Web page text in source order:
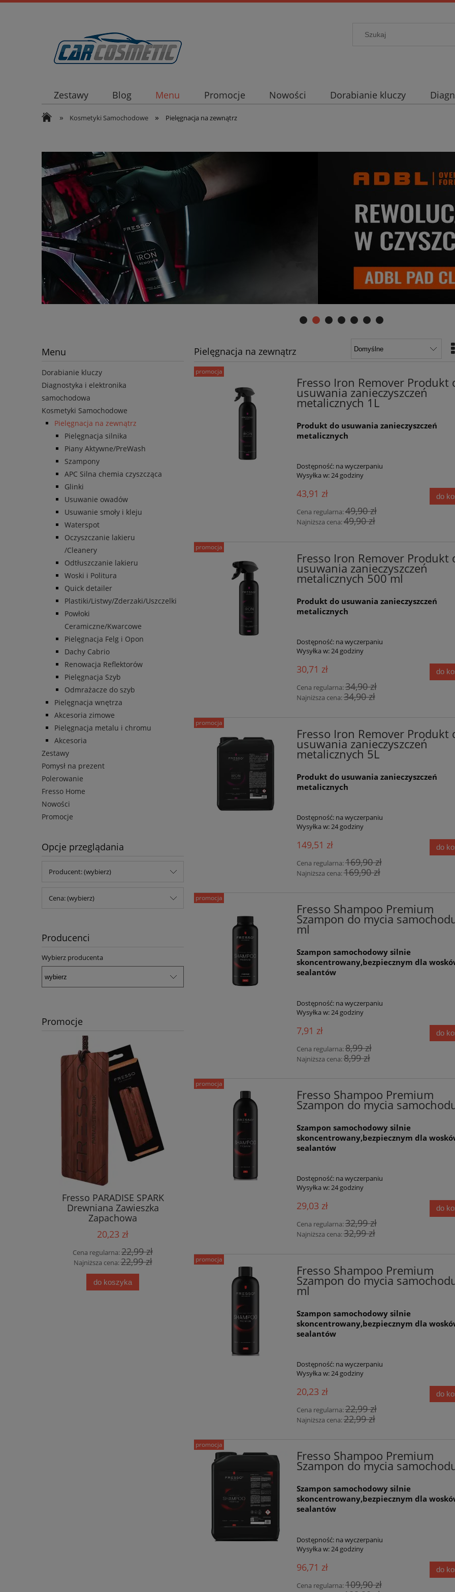
Zestawy Blog Menu Promocje Nowości Dorabianie kluczy
» Kosmetyki Samochodowe » Pielęgnacja na zewnątrz
Menu
Dorabianie kluczy
Diagnostyka i elektronika
samochodowa
Kosmetyki Samochodowe
Pielęgnacja na zewnątrz
Pielęgnacja silnika
Piany Aktywne/PreWash
Szampony
APC Silna chemia czyszcząca
Glinki
Usuwanie owadów
Usuwanie smoły i kleju
Waterspot
Oczyszczanie lakieru
/Cleanery
Odtłuszczanie lakieru
Woski i Politura
Quick detailer
Plastiki/Listwy/Zderzaki/Uszczelki
Powłoki
Ceramiczne/Kwarcowe
Pielęgnacja Felg i Opon
Dachy Cabrio
Renowacja Reflektorów
Pielęgnacja Szyb
Odmrażacze do szyb
Pielęgnacja wnętrza
Akcesoria zimowe
Pielęgnacja metalu i chromu
Akcesoria
Zestawy
Pomysł na prezent
Polerowanie
Fresso Home
Nowości
Promocje
Opcje przeglądania
Producent: (wybierz)
Cena: (wybierz)
Producenci
Wybierz producenta
Promocje
Fresso PARADISE SPARK
Drewniana Zawieszka
Zapachowa
20,23 zł
Cena regularna:22,99 zł
Najniższa cena:22,99 zł
do koszyka
do samochodu 50 ml
Cena regularna:
Najniższa cena:
do koszyka
Fresso Tire & Rubber
Produkt do czyszczenia opon
do koszyka
Pielęgnacja na zewnątrz
Fresso Iron Remover Produkt
usuwania zanieczyszczeń
metalicznych 1L
Produkt do usuwania zanieczyszczeń
metalicznych
Dostępność: na wyczerpaniu
Wysyłka w:24 godziny
43,91 zł
Cena regularna:49,90 zł
Najniższa cena:49,90 zł
do
promocja
Fresso Iron Remover Produkt
usuwania zanieczyszczeń
metalicznych 500 ml
Produkt do usuwania zanieczyszczeń
metalicznych
Dostępność: na wyczerpaniu
Wysyłka w:24 godziny
30,71 zł
Cena regularna:34,90 zł
Najniższa cena:34,90 zł
do
promocja
Fresso Iron Remover Produkt
usuwania zanieczyszczeń
metalicznych 5L
Produkt do usuwania zanieczyszczeń
metalicznych
Dostępność: na wyczerpaniu
Wysyłka w:24 godziny
149,51 zł
Cena regularna:169,90 zł
Najniższa cena:169,90 zł
do
promocja
Fresso Shampoo Premium
Szampon do mycia
ml
Szampon samochodowy silnie
skoncentrowany,bezpiecznym dla
sealantów
Dostępność: na wyczerpaniu
Wysyłka w: 24 godziny
7,91 zł
Cena regularna:8,99 zł
Najniższa cena:8,99 zł
do
promocja
Fresso Shampoo Premium
Szampon do mycia
Szampon samochodowy silnie
skoncentrowany,bezpiecznym dla
sealantów
Dostępność: na wyczerpaniu
Wysyłka w:24 godziny
29,03 zł
Cena regularna:32,99 zł
Najniższa cena:32,99 zł
do
promocja
Fresso Shampoo Premium
Szampon do mycia
ml
Szampon samochodowy silnie
skoncentrowany,bezpiecznym dla
sealantów
Dostępność: na wyczerpaniu
Wysyłka w:24 godziny
20,23 zł
Cena regularna:22,99 zł
Najniższa cena:22,99 zł
do
promocja
Fresso Shampoo Premium
Szampon do mycia
Szampon samochodowy silnie
skoncentrowany,bezpiecznym dla
sealantów
Dostępność: na wyczerpaniu
Wysyłka w:24 godziny
96,71 zł
Cena regularna:109,90 zł
do
promocja